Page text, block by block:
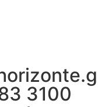
3100